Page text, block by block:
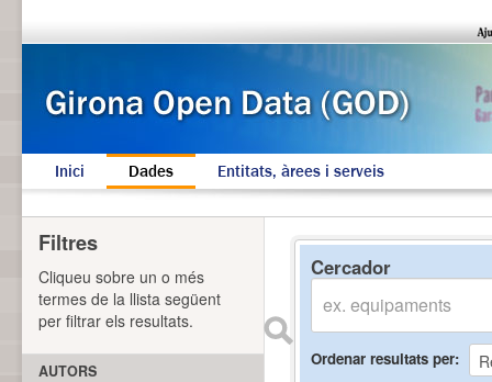
Inici Dades Entitats, àrees i serveis
Cercador
Ordenar resultats per
Filtres
Cliqueu sobre un o més
termes de la llista següent
per filtrar els resultats.
AUTORS